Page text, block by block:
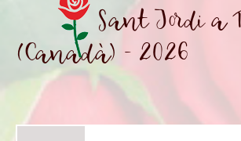
Sant Jordi a
(Canadà) - 2026